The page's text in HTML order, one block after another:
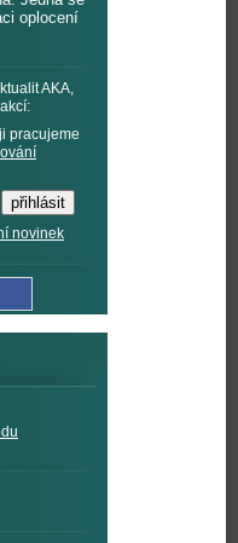
oplocení
AKA,
pracujeme
novinek